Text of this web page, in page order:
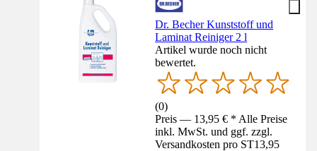
Dr. Becher Kunststoff und
Laminat Reiniger 2 l
Artikel wurde noch nicht
bewertet.
(0)
Preis — 13,95 € * Alle Preise
inkl. MwSt. und ggf. zzgl.
Versandkosten pro ST13,95